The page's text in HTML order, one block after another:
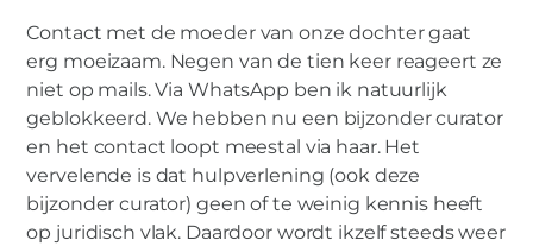
Contact met de moeder van onze dochter gaat
erg moeizaam. Negen van de tien keer reageert ze
niet op mails. Via WhatsApp ben ik natuurlijk
geblokkeerd. We hebben nu een bijzonder curator
en het contact loopt meestal via haar. Het
vervelende is dat hulpverlening (ook deze
bijzonder curator) geen of te weinig kennis heeft
op juridisch vlak. Daardoor wordt ikzelf steeds weer